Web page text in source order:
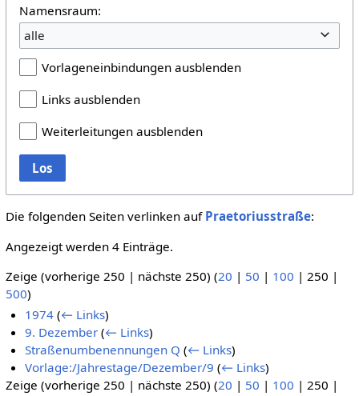
Namensraum:
alle
Vorlageneinbindungen ausblenden
Links ausblenden
Weiterleitungen ausblenden
Los
Die folgenden Seiten verlinken auf Praetoriusstraße:
Angezeigt werden 4 Einträge.
Zeige (vorherige 250 | nächste 250) (20 | 50 | 100 | 250 |
500)
1974 (← Links)
9. Dezember (← Links)
Straßenumbenennungen Q (← Links)
Vorlage:/Jahrestage/Dezember/9 (← Links)
Zeige (vorherige 250 | nächste 250) (20 | 50 | 100 | 250 |